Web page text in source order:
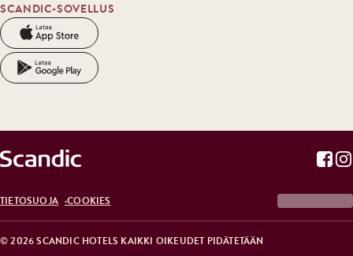
SCANDIC-SOVELLUS
© 2026 SCANDIC HOTELS KAIKKI OIKEUDET PIDÄTETÄÄN
TIETOSUOJA COOKIES